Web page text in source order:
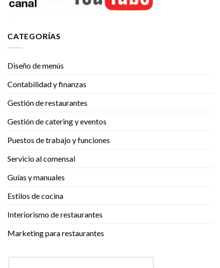
CATEGORÍAS
Diseño de menús
Contabilidad y finanzas
Gestión de restaurantes
Gestión de catering y eventos
Puestos de trabajo y funciones
Servicio al comensal
Guías y manuales
Estilos de cocina
Interiorismo de restaurantes
Marketing para restaurantes